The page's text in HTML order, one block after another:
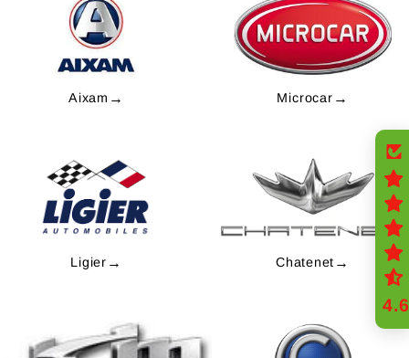
Aixam → Microcar →
Ligier → Chatenet →
4.6